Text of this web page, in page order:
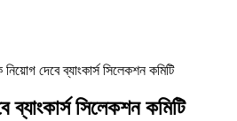
দেবে ব্যাংকার্স সিলেকশন কমিটি
সিলেকশন কমিটি